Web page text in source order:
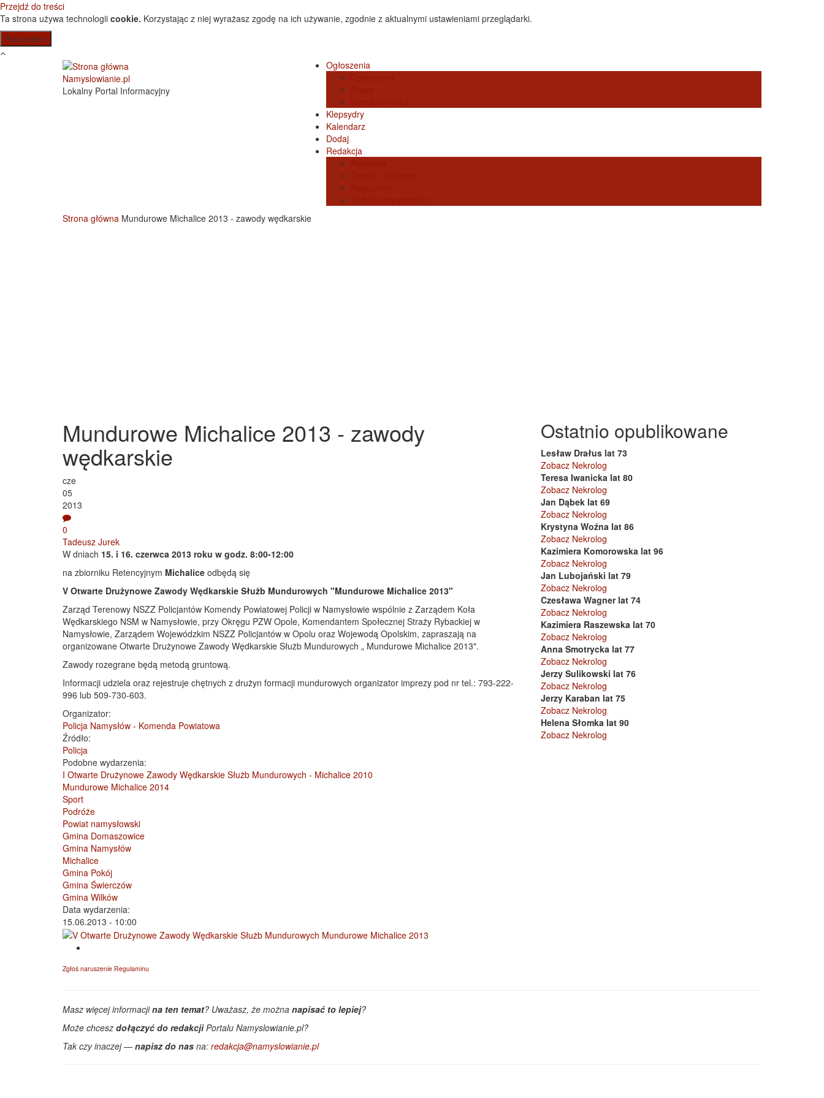
Przejdź do treści
Ta strona używa technologii cookie. Korzystając z niej wyrażasz zgodę na ich używanie, zgodnie z aktualnymi ustawieniami przeglądarki.
Namyslowianie.pl
Lokalny Portal Informacyjny
Ogłoszenia
Klepsydry
Kalendarz
Dodaj
Redakcja
Strona główna Mundurowe Michalice 2013 - zawody wędkarskie
Mundurowe Michalice 2013 - zawody
wędkarskie
cze
05
2013
0
Tadeusz Jurek
W dniach 15. i 16. czerwca 2013 roku w godz. 8:00-12:00
na zbiorniku Retencyjnym Michalice odbędą się
V Otwarte Drużynowe Zawody Wędkarskie Służb Mundurowych "Mundurowe Michalice 2013"
Zarząd Terenowy NSZZ Policjantów Komendy Powiatowej Policji w Namysłowie wspólnie z Zarządem Koła
Wędkarskiego NSM w Namysłowie, przy Okręgu PZW Opole, Komendantem Społecznej Straży Rybackiej w
Namysłowie, Zarządem Wojewódzkim NSZZ Policjantów w Opolu oraz Wojewodą Opolskim, zapraszają na
organizowane Otwarte Drużynowe Zawody Wędkarskie Służb Mundurowych „ Mundurowe Michalice 2013".
Zawody rozegrane będą metodą gruntową.
Informacji udziela oraz rejestruje chętnych z drużyn formacji mundurowych organizator imprezy pod nr tel.: 793-222-
996 lub 509-730-603.
Organizator:
Policja Namysłów - Komenda Powiatowa
Źródło:
Policja
Podobne wydarzenia:
I Otwarte Drużynowe Zawody Wędkarskie Służb Mundurowych - Michalice 2010
Mundurowe Michalice 2014
Sport
Podróże
Powiat namysłowski
Gmina Domaszowice
Gmina Namysłów
Michalice
Gmina Pokój
Gmina Świerczów
Gmina Wilków
Data wydarzenia:
15.06.2013 - 10:00
Zgłoś naruszenie Regulaminu
Ostatnio opublikowane
Lesław Drałus lat 73
Zobacz Nekrolog
Teresa Iwanicka lat 80
Zobacz Nekrolog
Jan Dąbek lat 69
Zobacz Nekrolog
Krystyna Woźna lat 86
Zobacz Nekrolog
Kazimiera Komorowska lat 96
Zobacz Nekrolog
Jan Lubojański lat 79
Zobacz Nekrolog
Czesława Wagner lat 74
Zobacz Nekrolog
Kazimiera Raszewska lat 70
Zobacz Nekrolog
Anna Smotrycka lat 77
Zobacz Nekrolog
Jerzy Sulikowski lat 76
Zobacz Nekrolog
Jerzy Karaban lat 75
Zobacz Nekrolog
Helena Słomka lat 90
Zobacz Nekrolog
Masz więcej informacjina ten temat? Uważasz, że można napisać to lepiej?
Może chcesz dołączyć do redakcjiPortalu Namyslowianie.pl?
Tak czy inaczej —napisz do nas na: redakcja@namyslowianie.pl